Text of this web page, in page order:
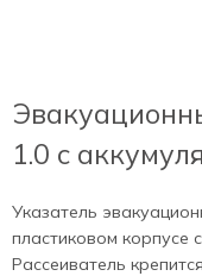
1.0 с
Указатель
пластиковом корпусе
Рассеиватель